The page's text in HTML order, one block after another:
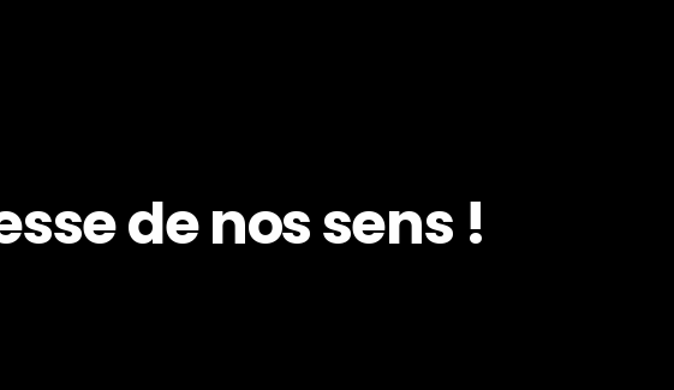
de nos sens !